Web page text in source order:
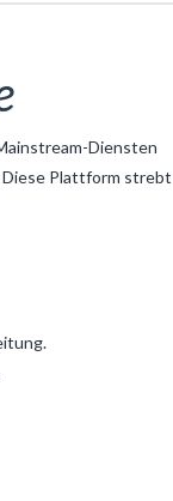
Diensten
Diese Plattform strebt